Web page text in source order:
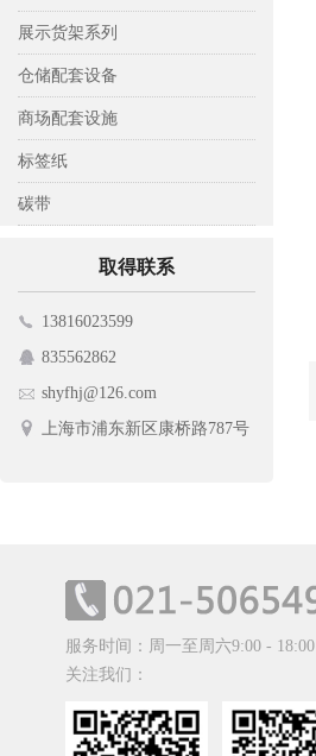
中B型仓储货架
重型仓储货架
阁楼式货架
模具货架
悬臂式货架
背板超市货架
背孔超市货架
钢木超市货架
木层板货架
钢层板货架
展示货架系列
彩铝展示架
置物架
工具架
仓储配套设备
托盘
托板车
平板车
磁性材料卡
护栏网
商场配套设施
收银台
挂钩
促销台
蔬菜架
标签纸
标签纸
碳带
取得联系
13816023599
835562862
shyfhj@126.com
上海市浦东新区康桥路787号
服务时间：周一至周六9:00 - 18:00
关注我们：